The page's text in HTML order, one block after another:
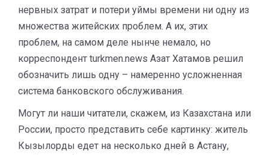
нервных затрат и потери уймы времени ни одну из
множества житейских проблем. А их, этих
проблем, на самом деле нынче немало, но
корреспондент turkmen.news Азат Хатамов решил
обозначить лишь одну – намеренно усложненная
система банковского обслуживания.
Могут ли наши читатели, скажем, из Казахстана или
России, просто представить себе картинку: житель
Кызылорды едет на несколько дней в Астану,